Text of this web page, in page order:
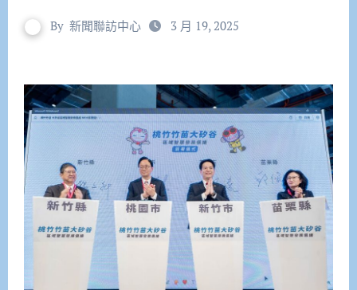
By 新聞聯訪中心 3 月 19, 2025